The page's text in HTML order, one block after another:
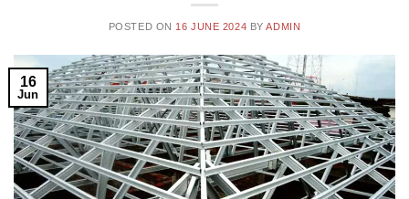
POSTED ON 16 JUNE 2024 BYADMIN
16
Jun